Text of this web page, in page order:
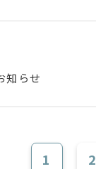
知らせ
1 2